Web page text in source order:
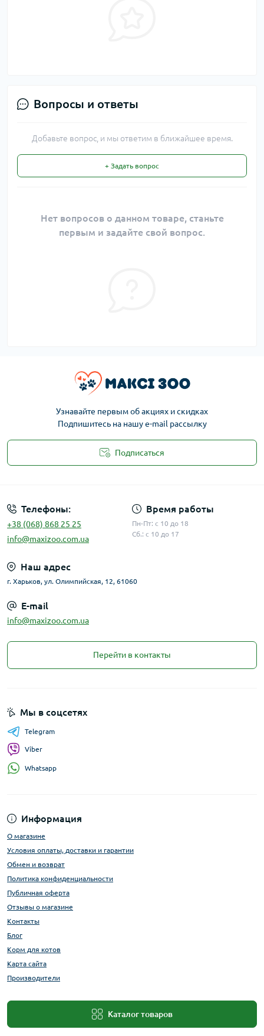
Вопросы и ответы
Добавьте вопрос, и мы ответим в ближайшее время.
+ Задать вопрос
Нет вопросов о данном товаре, станьте
первым и задайте свой вопрос.
Узнавайте первым об акциях и скидках
Подпишитесь на нашу e-mail рассылку
Подписаться
Телефоны:
+38 (068) 868 25 25
info@maxizoo.com.ua
Время работы
Пн-Пт: с 10 до 18
Сб.: с 10 до 17
Наш адрес
г. Харьков, ул. Олимпийская, 12, 61060
E-mail
info@maxizoo.com.ua
Перейти в контакты
Информация
О магазине
Условия оплаты, доставки и гарантии
Обмен и возврат
Политика конфиденциальности
Публичная оферта
Отзывы о магазине
Контакты
Блог
Корм для котов
Карта сайта
Производители
Каталог товаров
Мы в соцсетях
Telegram
Viber
Whatsapp